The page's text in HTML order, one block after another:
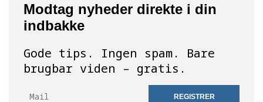
Modtag nyheder direkte i din
indbakke
Gode tips. Ingen spam. Bare
brugbar viden – gratis.
REGISTRER